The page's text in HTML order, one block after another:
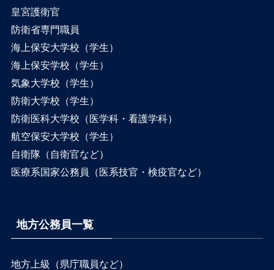
皇宮護衛官
防衛省専門職員
海上保安大学校（学生）
海上保安学校（学生）
気象大学校（学生）
防衛大学校（学生）
防衛医科大学校（医学科・看護学科）
航空保安大学校（学生）
自衛隊（自衛官など）
医療系国家公務員（医系技官・検疫官など）
地方公務員一覧
地方上級（県庁職員など）